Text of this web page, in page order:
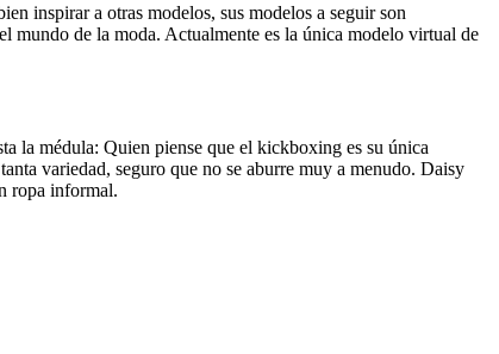
inspirar a otras modelos, sus modelos a seguir son
mundo de la moda. Actualmente es la única modelo virtual de
la médula: Quien piense que el kickboxing es su única
variedad, seguro que no se aburre muy a menudo. Daisy
ropa informal.